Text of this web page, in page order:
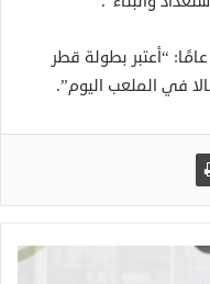
وأتم السويسري روجر فيدرر صاحب الـ39 عامًا: “أعتبر بطولة قطر
في الملعب اليوم”.